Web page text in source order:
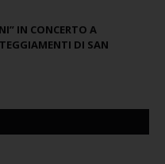
IN CONCERTO A
DI SAN